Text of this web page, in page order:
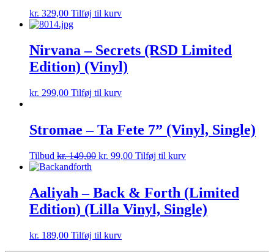
kr. 329,00 Tilføj til kurv
Nirvana – Secrets (RSD Limited
Edition) (Vinyl)
kr. 299,00 Tilføj til kurv
Stromae – Ta Fete 7” (Vinyl, Single)
Tilbud kr.149,00 kr. 99,00 Tilføj til kurv
Aaliyah – Back & Forth (Limited
Edition) (Lilla Vinyl, Single)
kr. 189,00 Tilføj til kurv